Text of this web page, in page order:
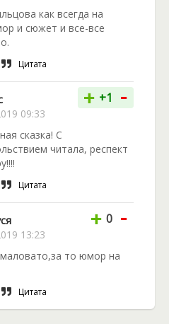
как всегда на
и сюжет и все-все
Цитата
09:33
+ +1 -
сказка! С
читала, респект
Цитата
13:23
+ 0 -
то юмор на
Цитата